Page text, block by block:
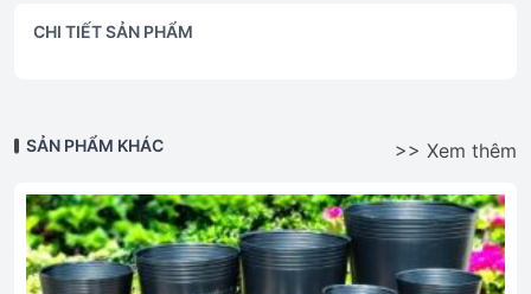
CHI TIẾT SẢN PHẨM
SẢN PHẨM KHÁC >> Xem thêm